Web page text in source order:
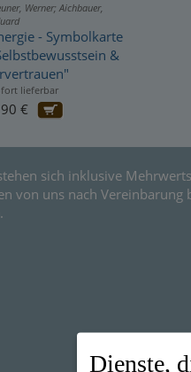
Werner; Aichbauer,
- Symbolkarte
&
lieferbar
€
sich inklusive
von uns nach
.
Dienste,